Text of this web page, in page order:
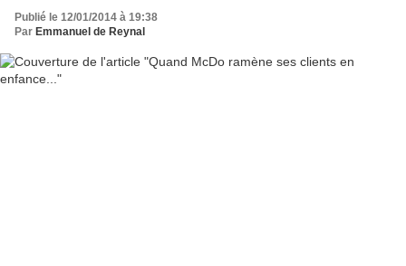
Publié le 12/01/2014 à 19:38
Par Emmanuel de Reynal